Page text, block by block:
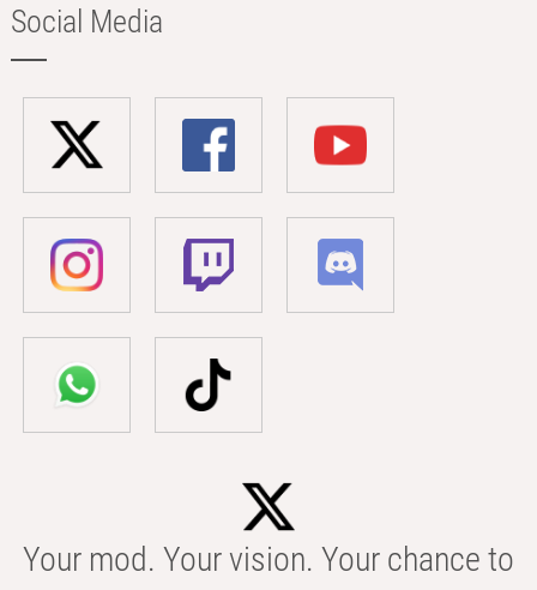
Social Media
Your mod. Your vision. Your chance to